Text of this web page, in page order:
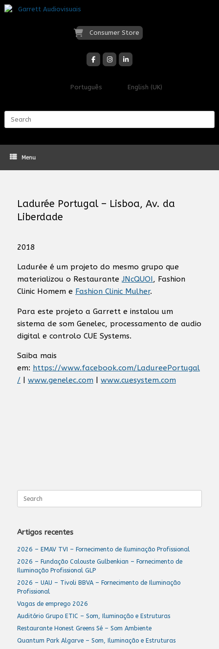
Skip
to
Consumer Store
Português English (UK)
Menu
Ladurée Portugal – Lisboa, Av. da
Liberdade
2018
Ladurée é um projeto do mesmo grupo que
materializou o Restaurante JNcQUOI, Fashion
Clinic Homem e Fashion Clinic Mulher.
Para este projeto a Garrett e instalou um
sistema de som Genelec, processamento de audio
digital e controlo CUE Systems.
Saiba mais
em: https://www.facebook.com/LadureePortugal
/
www.genelec.com www.cuesystem.com
Search
for:
Artigos recentes
2026 – EMAV TVI – Fornecimento de Iluminação Profissional
2026 – Fundação Calouste Gulbenkian – Fornecimento de
Iluminação Profissional GLP
2026 – UAU – Tivoli BBVA – Fornecimento de Iluminação
Profissional
Vagas de emprego 2026
Auditório Grupo ETIC – Som, Iluminação e Estruturas
Restaurante Honest Greens Sé – Som Ambiente
Quantum Park Algarve – Som, Iluminação e Estruturas